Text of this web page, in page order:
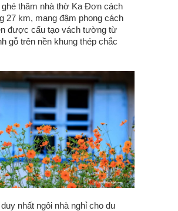
ghé thăm nhà thờ Ka Đơn cách
27 km, mang đậm phong cách
được cấu tạo vách tường từ
gỗ trên nền khung thép chắc
nhất ngôi nhà nghỉ cho du